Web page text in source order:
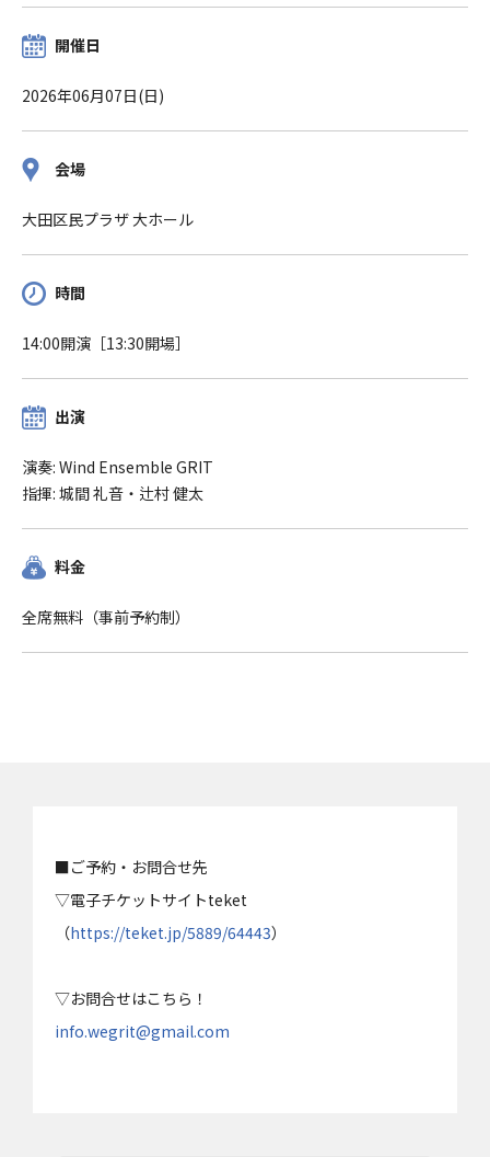
開催日
2026年06月07日(日)
会場
大田区民プラザ 大ホール
時間
14:00開演［13:30開場］
出演
演奏: Wind Ensemble GRIT
指揮: 城間 礼音・辻村 健太
料金
全席無料（事前予約制）
■ご予約・お問合せ先
▽電子チケットサイトteket
（https://teket.jp/5889/64443）
▽お問合せはこちら！
info.wegrit@gmail.com